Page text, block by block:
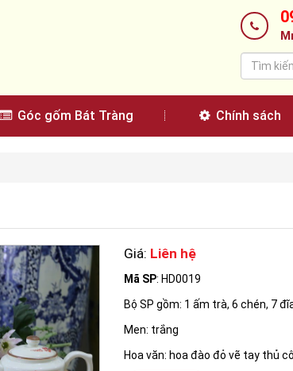
Góc gốm Bát Tràng Chính sách
Giá: Liên hệ
Mã SP: HD0019
Bộ SP gồm: 1 ấm trà, 6 chén, 7
Men: trắng
Hoa văn: hoa đào đỏ vẽ tay thủ